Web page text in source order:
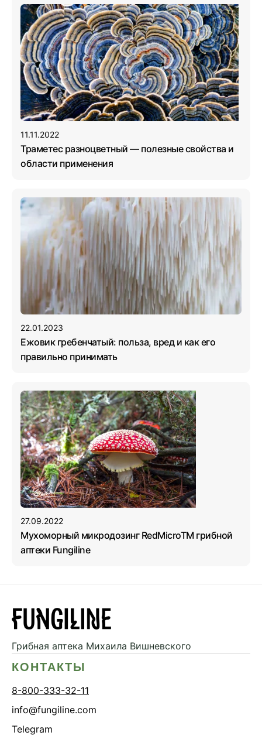
11.11.2022
Траметес разноцветный — полезные свойства и
области применения
22.01.2023
Ежовик гребенчатый: польза, вред и как его
правильно принимать
27.09.2022
Мухоморный микродозинг RedMicroTM грибной
аптеки Fungiline
Грибная аптека Михаила Вишневского
КОНТАКТЫ
8-800-333-32-11
info@fungiline.com
Telegram